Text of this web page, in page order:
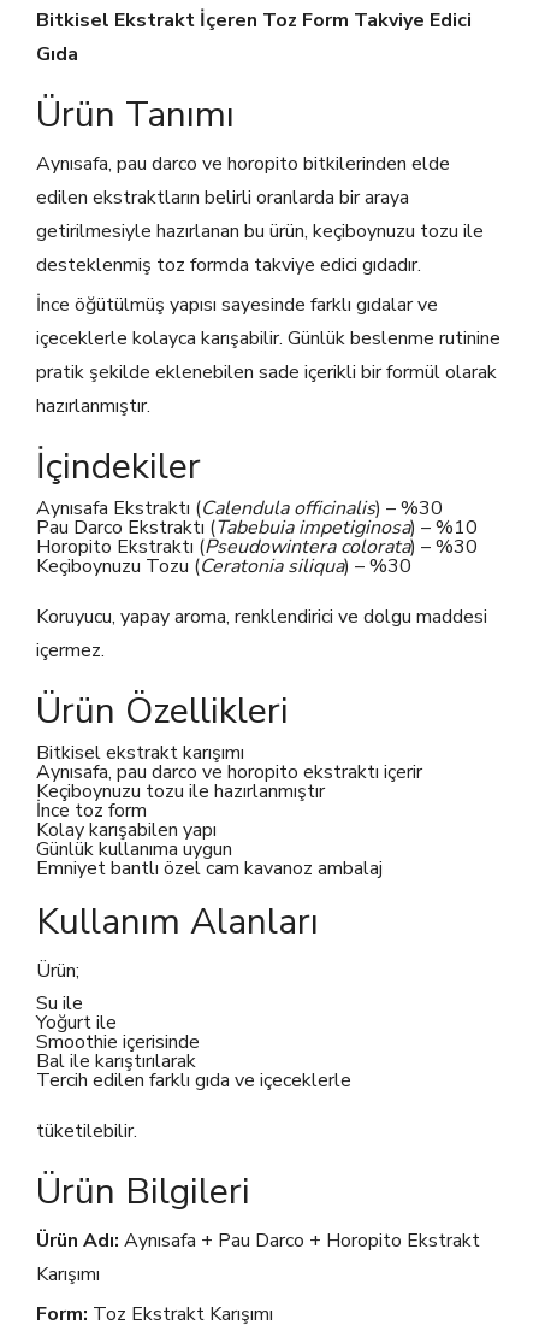
Bitkisel Ekstrakt İçeren Toz Form Takviye Edici
Gıda
Ürün Tanımı
Aynısafa, pau darco ve horopito bitkilerinden elde
edilen ekstraktların belirli oranlarda bir araya
getirilmesiyle hazırlanan bu ürün, keçiboynuzu tozu ile
desteklenmiş toz formda takviye edici gıdadır.
İnce öğütülmüş yapısı sayesinde farklı gıdalar ve
içeceklerle kolayca karışabilir. Günlük beslenme rutinine
pratik şekilde eklenebilen sade içerikli bir formül olarak
hazırlanmıştır.
İçindekiler
Aynısafa Ekstraktı (Calendula officinalis) – %30
Pau Darco Ekstraktı (Tabebuia impetiginosa) – %10
Horopito Ekstraktı (Pseudowintera colorata) – %30
Keçiboynuzu Tozu (Ceratonia siliqua) – %30
Koruyucu, yapay aroma, renklendirici ve dolgu maddesi
içermez.
Ürün Özellikleri
Bitkisel ekstrakt karışımı
Aynısafa, pau darco ve horopito ekstraktı içerir
Keçiboynuzu tozu ile hazırlanmıştır
İnce toz form
Kolay karışabilen yapı
Günlük kullanıma uygun
Emniyet bantlı özel cam kavanoz ambalaj
Kullanım Alanları
Ürün;
Su ile
Yoğurt ile
Smoothie içerisinde
Bal ile karıştırılarak
Tercih edilen farklı gıda ve içeceklerle
tüketilebilir.
Ürün Bilgileri
Ürün Adı: Aynısafa + Pau Darco + Horopito Ekstrakt
Karışımı
Form: Toz Ekstrakt Karışımı